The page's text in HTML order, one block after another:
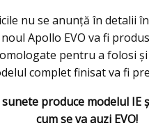
nu se anunţă în detalii
Apollo EVO va fi
pentru a folosi
complet finisat va fi
sunete produce modelul IE
cum se va auzi EVO!